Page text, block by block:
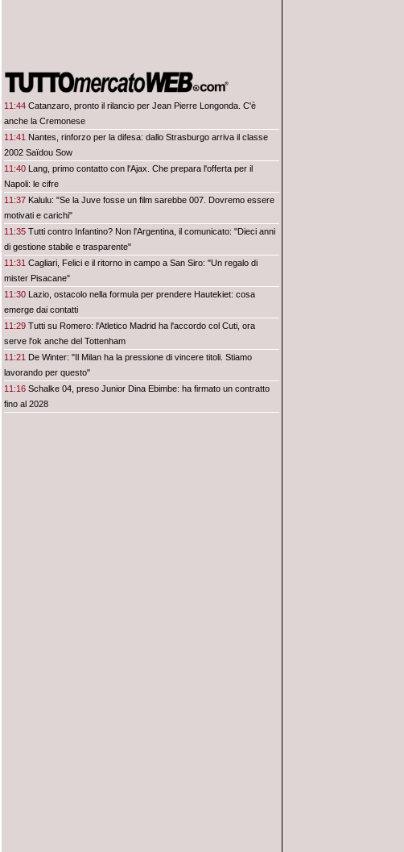
11:44 Catanzaro, pronto il rilancio per Jean Pierre Longonda. C'è
anche la Cremonese
11:41 Nantes, rinforzo per la difesa: dallo Strasburgo arriva il classe
2002 Saïdou Sow
11:40 Lang, primo contatto con l'Ajax. Che prepara l'offerta per il
Napoli: le cifre
11:37 Kalulu: "Se la Juve fosse un film sarebbe 007. Dovremo essere
motivati e carichi"
11:35 Tutti contro Infantino? Non l'Argentina, il comunicato: "Dieci anni
di gestione stabile e trasparente"
11:31 Cagliari, Felici e il ritorno in campo a San Siro: "Un regalo di
mister Pisacane"
11:30 Lazio, ostacolo nella formula per prendere Hautekiet: cosa
emerge dai contatti
11:29 Tutti su Romero: l'Atletico Madrid ha l'accordo col Cuti, ora
serve l'ok anche del Tottenham
11:21 De Winter: "Il Milan ha la pressione di vincere titoli. Stiamo
lavorando per questo"
11:16 Schalke 04, preso Junior Dina Ebimbe: ha firmato un contratto
fino al 2028